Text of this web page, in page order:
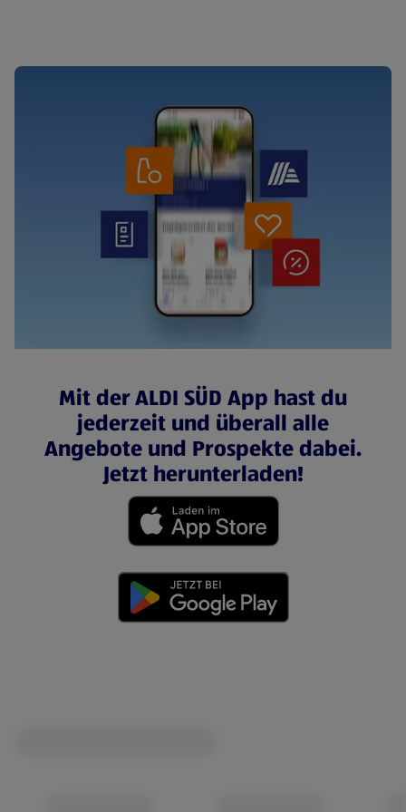
Mit der ALDI SÜD App hast du
jederzeit und überall alle
Angebote und Prospekte dabei.
Jetzt herunterladen!